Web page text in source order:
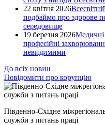
22 квітня 2026
подбаймо про здорове
середовище
19 березня 2026Медичні
професійні
невидимими
До всіх новин
Повідомити про корупцію
Південно-Східне
служби з питань праці